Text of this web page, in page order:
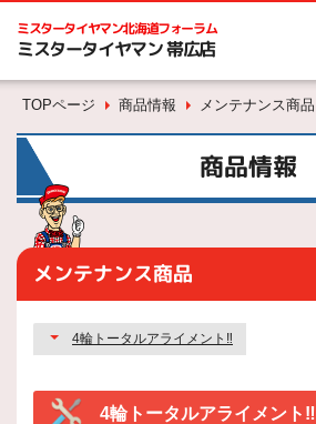
ミスタータイヤマン北海道フォーラム
ミスタータイヤマン 帯広店
TOPページ 商品情報 メンテナンス商品
商品情報
メンテナンス商品
4輪トータルアライメント‼️
4輪トータルアライメント‼️